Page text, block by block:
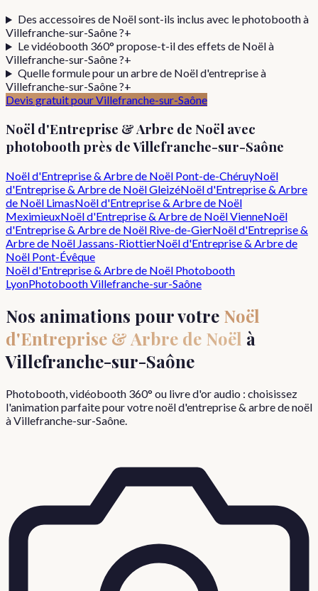
Des accessoires de Noël sont-ils inclus avec le photobooth à
Villefranche-sur-Saône ?+
Le vidéobooth 360° propose-t-il des effets de Noël à
Villefranche-sur-Saône ?+
Quelle formule pour un arbre de Noël d'entreprise à
Villefranche-sur-Saône ?+
Devis gratuit pourVillefranche-sur-Saône
Noël d'Entreprise & Arbre de Noël avec
photobooth près deVillefranche-sur-Saône
Noël d'Entreprise & Arbre de Noël Pont-de-ChéruyNoël
d'Entreprise & Arbre de NoëlGleizéNoël d'Entreprise & Arbre
de Noël LimasNoël d'Entreprise & Arbre de Noël
MeximieuxNoël d'Entreprise & Arbre de NoëlVienneNoël
d'Entreprise & Arbre de Noël Rive-de-GierNoël d'Entreprise &
Arbre de Noël Jassans-RiottierNoël d'Entreprise & Arbre de
Noël Pont-Évêque
Noël d'Entreprise & Arbre de Noël Photobooth
LyonPhotoboothVillefranche-sur-Saône
Nos animations pour votre Noël
d'Entreprise & Arbre de Noël à
Villefranche-sur-Saône
Photobooth, vidéobooth 360° ou livre d'or audio : choisissez
l'animation parfaite pour votrenoël d'entreprise & arbre de noël
àVillefranche-sur-Saône